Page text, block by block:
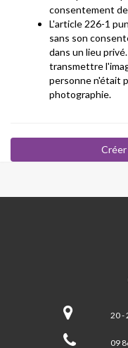
consentement
L'article 226-1
sans son
dans un lieu
transmettre
personne n'était
photographie.
Marc
Sangnier
20 -
09